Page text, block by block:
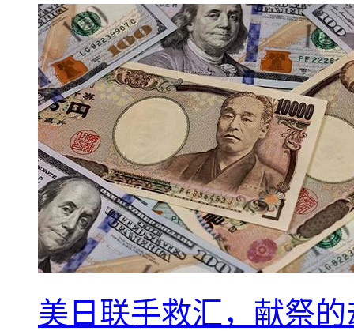
美日联手救汇，献祭